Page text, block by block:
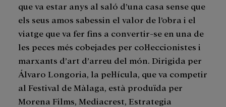
que va estar anys al saló d’una casa sense que
els seus amos sabessin el valor de l’obra i el
viatge que va fer fins a convertir-se en una de
les peces més cobejades per col·leccionistes i
marxants d’art d’arreu del món. Dirigida per
Álvaro Longoria, la pel·lícula, que va competir
al Festival de Màlaga, està produïda per
Morena Films, Mediacrest, Estrategia